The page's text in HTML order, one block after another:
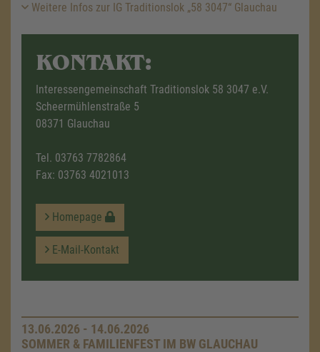
Weitere Infos zur IG Traditionslok „58 3047“ Glauchau
KONTAKT:
Interessengemeinschaft Traditionslok 58 3047 e.V.
Scheermühlenstraße 5
08371 Glauchau
Tel. 03763 7782864
Fax: 03763 4021013
Homepage
E-Mail-Kontakt
13.06.2026 - 14.06.2026
SOMMER & FAMILIENFEST IM BW GLAUCHAU